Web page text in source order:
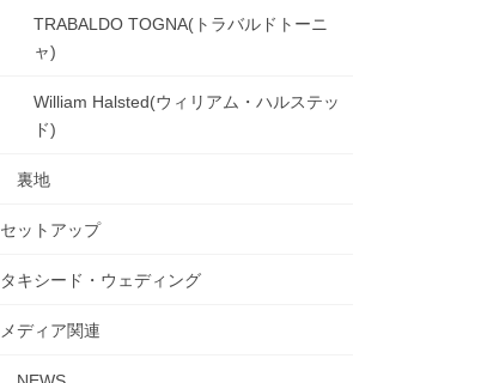
TRABALDO TOGNA(トラバルドトーニ
ャ)
William Halsted(ウィリアム・ハルステッ
ド)
裏地
セットアップ
タキシード・ウェディング
メディア関連